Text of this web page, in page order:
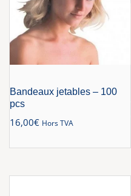
Bandeaux jetables – 100
pcs
16,00€ Hors TVA